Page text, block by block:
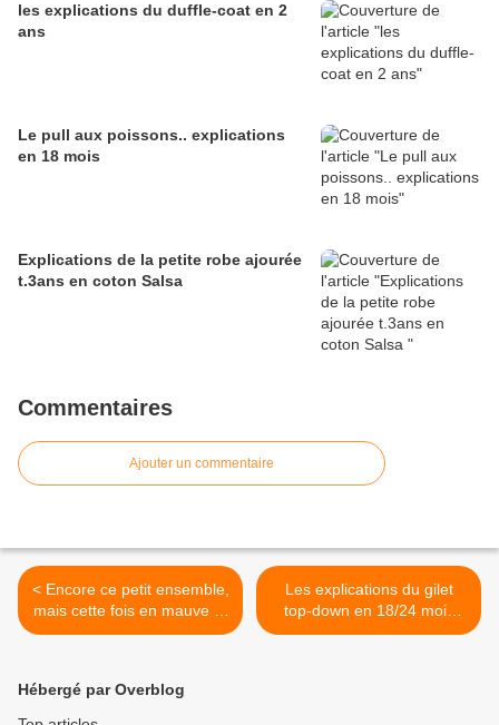
les explications du duffle-coat en 2
ans
Le pull aux poissons.. explications
en 18 mois
Explications de la petite robe ajourée
t.3ans en coton Salsa
Commentaires
Ajouter un commentaire
< Encore ce petit ensemble,
mais cette fois en mauve et
blanc pour Anna Huyn
Les explications du gilet
top-down en 18/24 mois
pour Michèle >
Hébergé par Overblog